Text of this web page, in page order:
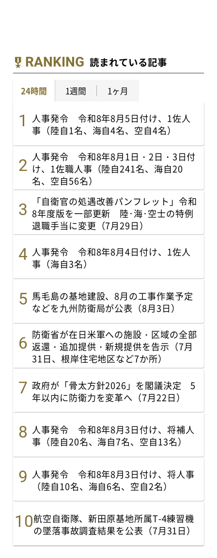
RANKING 読まれている記事
24時間 1週間 1ヶ月
人事発令 令和8年8月5日付け、1佐人
事（陸自1名、海自4名、空自4名）
人事発令 令和8年8月1日・2日・3日付
け、1佐職人事（陸自241名、海自20
名、空自56名）
「自衛官の処遇改善パンフレット」令和
8年度版を一部更新 陸･海･空士の特例
退職手当に変更（7月29日）
人事発令 令和8年8月4日付け、1佐人
事（海自3名）
馬毛島の基地建設、8月の工事作業予定
などを九州防衛局が公表（8月3日）
防衛省が在日米軍への施設・区域の全部
返還・追加提供・新規提供を告示（7月
31日、根岸住宅地区など7か所）
政府が「骨太方針2026」を閣議決定 5
年以内に防衛力を変革へ（7月22日）
人事発令 令和8年8月3日付け、将補人
事（陸自20名、海自7名、空自13名）
人事発令 令和8年8月3日付け、将人事
（陸自10名、海自6名、空自2名）
航空自衛隊、新田原基地所属T-4練習機
の墜落事故調査結果を公表（7月31日）